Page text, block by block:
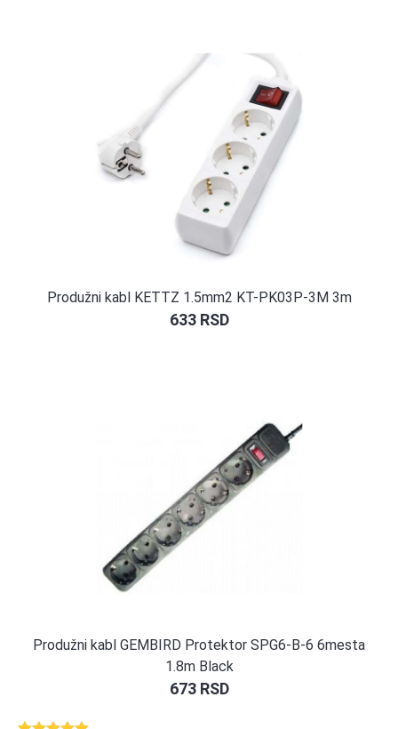
Produžni kabl KETTZ 1.5mm2 KT-PK03P-3M 3m
633 RSD
Produžni kabl GEMBIRD Protektor SPG6-B-6 6mesta
1.8m Black
673 RSD